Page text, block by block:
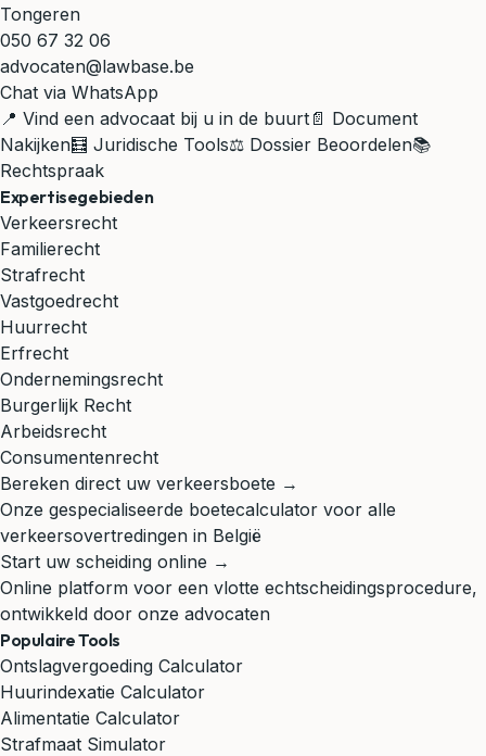
Tongeren
050 67 32 06
advocaten@lawbase.be
Chat via WhatsApp
📍 Vind een advocaat bij u in de buurt 📄 Document
Nakijken🧮 Juridische Tools⚖️ Dossier Beoordelen📚
Rechtspraak
Expertisegebieden
Verkeersrecht
Familierecht
Strafrecht
Vastgoedrecht
Huurrecht
Erfrecht
Ondernemingsrecht
Burgerlijk Recht
Arbeidsrecht
Consumentenrecht
Bereken direct uw verkeersboete →
Onze gespecialiseerde boetecalculator voor alle
verkeersovertredingen in België
Start uw scheiding online →
Online platform voor een vlotte echtscheidingsprocedure,
ontwikkeld door onze advocaten
Populaire Tools
Ontslagvergoeding Calculator
Huurindexatie Calculator
Alimentatie Calculator
Strafmaat Simulator